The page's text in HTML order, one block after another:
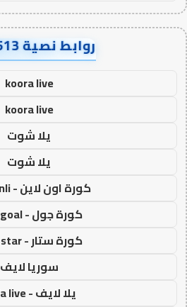
روابط نصية AA80513
koora live
koora live
يلا شوت
يلا شوت
كورة اون لاين - kora onli
كورة جول - kora goal
كورة ستار - kora star
سوريا لايف
يلا لايف - yalla live